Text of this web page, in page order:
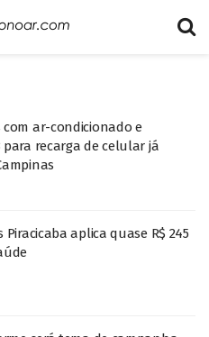
com ar-condicionado e
para recarga de celular já
Piracicaba aplica quase R$ 245